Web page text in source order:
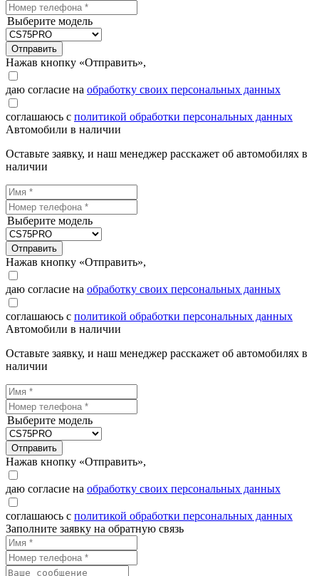
Выберите модель
Отправить
Нажав кнопку «Отправить»,
даю согласие на обработку своих персональных данных
соглашаюсь с политикой обработки персональных данных
Автомобили в наличии
Оставьте заявку, и наш менеджер расскажет об автомобилях в
наличии
Выберите модель
Отправить
Нажав кнопку «Отправить»,
даю согласие на обработку своих персональных данных
соглашаюсь с политикой обработки персональных данных
Автомобили в наличии
Оставьте заявку, и наш менеджер расскажет об автомобилях в
наличии
Выберите модель
Отправить
Нажав кнопку «Отправить»,
даю согласие на обработку своих персональных данных
соглашаюсь с политикой обработки персональных данных
Заполните заявку на обратную связь